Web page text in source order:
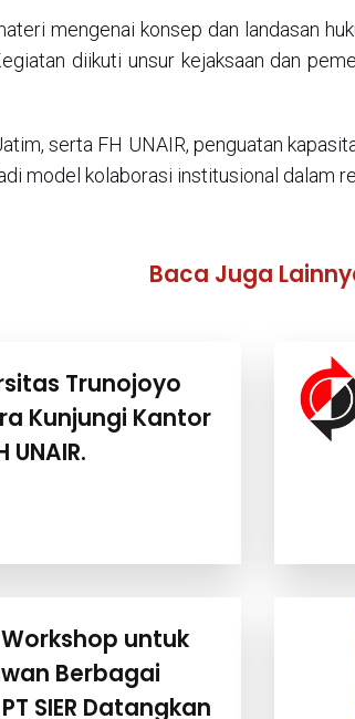
mengenai konsep dan landasan
diikuti unsur kejaksaan dan
serta FH UNAIR, penguatan
model kolaborasi institusional dalam
Baca Juga
Trunojoyo
Kunjungi Kantor
UNAIR.
untuk
Berbagai
SIER Datangkan